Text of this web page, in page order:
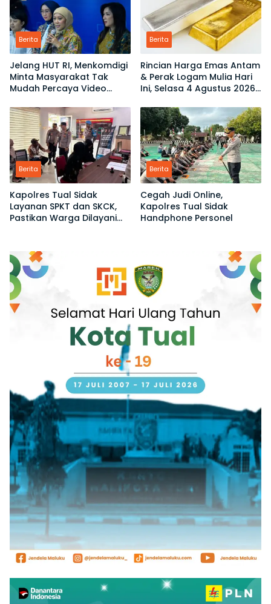
Berita
Jelang HUT RI, Menkomdigi
Minta Masyarakat Tak
Mudah Percaya Video
Berita
Rincian Harga Emas Antam
& Perak Logam Mulia Hari
Ini, Selasa 4 Agustus 2026:
Rp2,6 Juta!
Berita
Kapolres Tual Sidak
Layanan SPKT dan SKCK,
Pastikan Warga Dilayani
Berita
Cegah Judi Online,
Kapolres Tual Sidak
Handphone Personel